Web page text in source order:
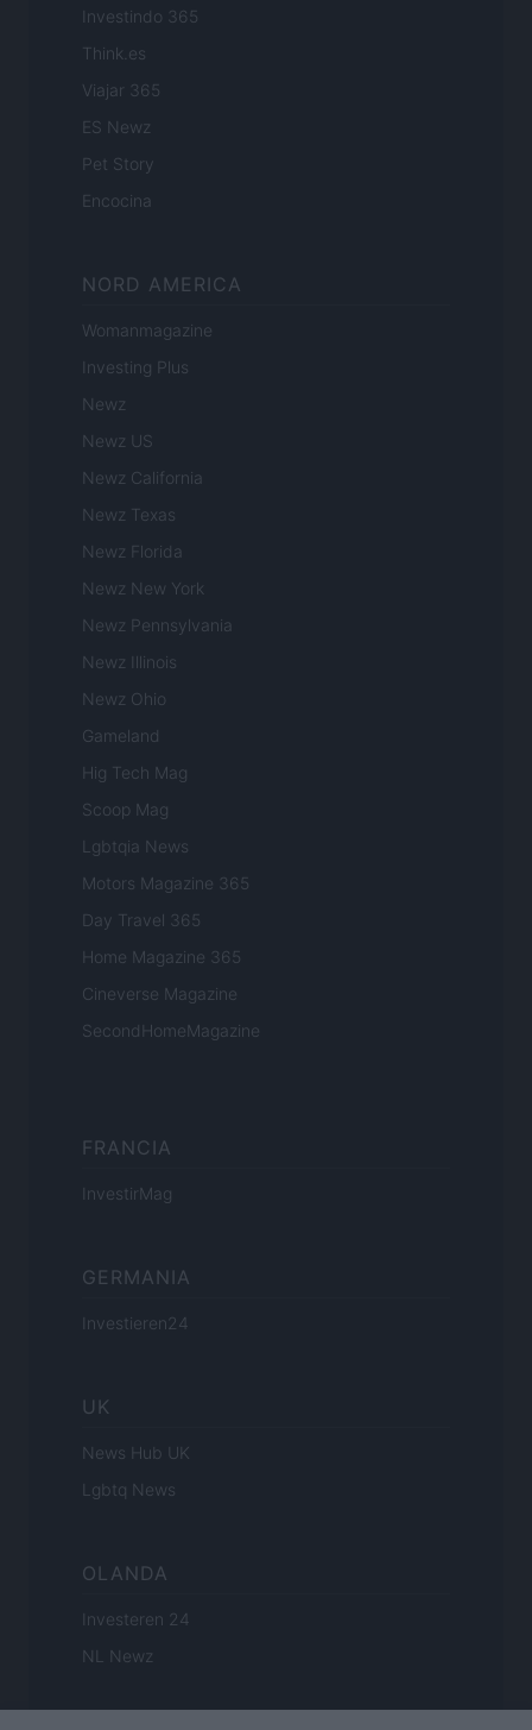
Investindo 365
Think.es
Viajar 365
ES Newz
Pet Story
Encocina
NORD AMERICA
Womanmagazine
Investing Plus
Newz
Newz US
Newz California
Newz Texas
Newz Florida
Newz New York
Newz Pennsylvania
Newz Illinois
Newz Ohio
Gameland
Hig Tech Mag
Scoop Mag
Lgbtqia News
Motors Magazine 365
Day Travel 365
Home Magazine 365
Cineverse Magazine
SecondHomeMagazine
FRANCIA
InvestirMag
GERMANIA
Investieren24
UK
News Hub UK
Lgbtq News
OLANDA
Investeren 24
NL Newz